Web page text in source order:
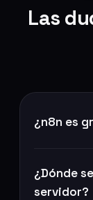
Las
¿n8n es
¿Dónde
servidor?